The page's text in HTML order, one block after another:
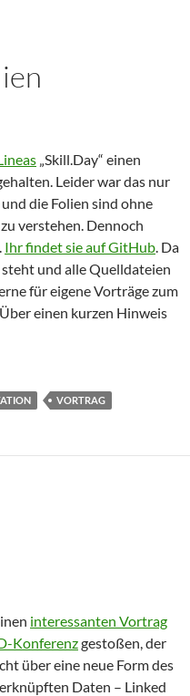
„Skill.Day“ einen
Leider war das nur
die Folien sind ohne
verstehen. Dennoch
Ihr findet sie auf GitHub. Da
und alle Quelldateien
für eigene Vorträge zum
einen kurzen Hinweis
VORTRAG
interessanten Vortrag
Konferenzgestoßen, der
über eine neue Form des
Daten – Linked